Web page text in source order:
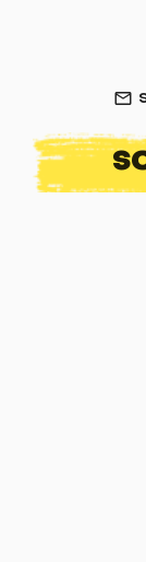
mail_outline